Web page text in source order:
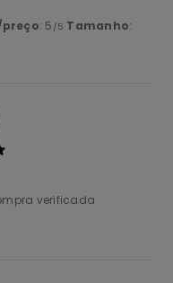
: 5 /5 Tamanho:
verificada